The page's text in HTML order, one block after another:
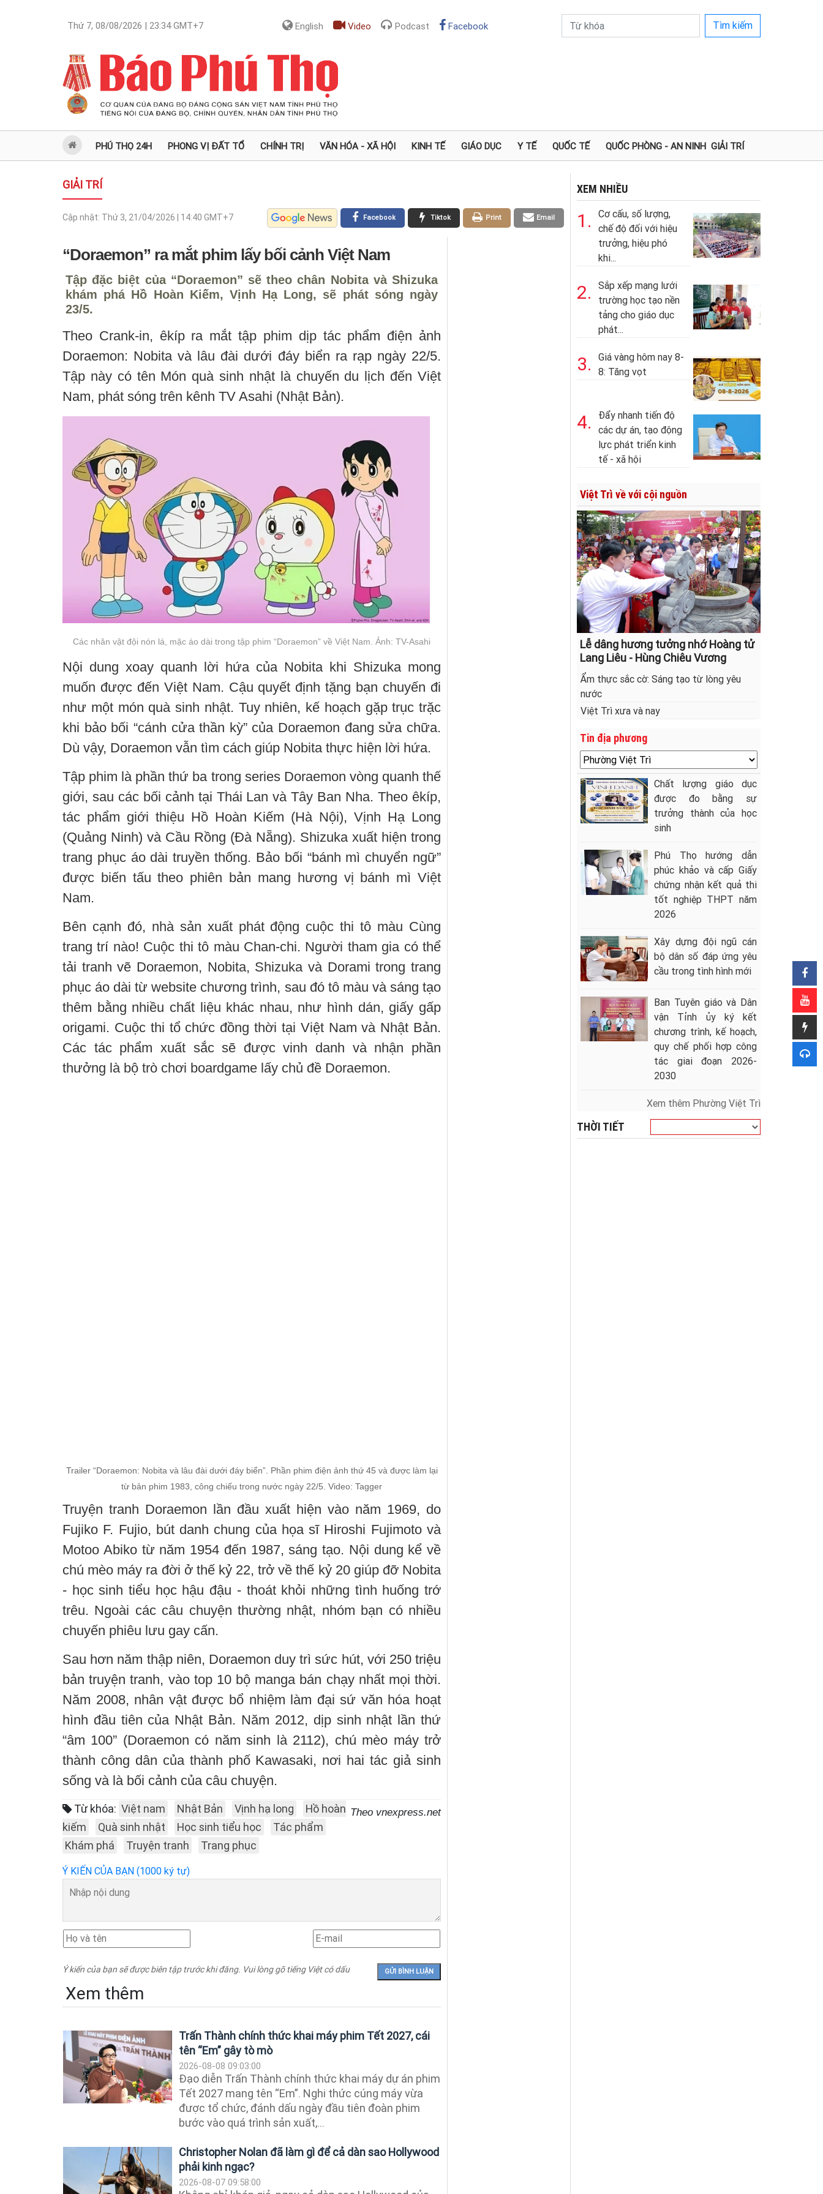
Thứ 7, 08/08/2026 | 23:34GMT+7 English Video Podcast Facebook Tìm kiếm
PHÚ THỌ 24H PHONG VỊ ĐẤT TỔ CHÍNH TRỊ VĂN HÓA - XÃ HỘI KINH TẾ GIÁO DỤC Y TẾ QUỐC TẾ QUỐC PHÒNG - AN NINH GIẢI TRÍ
GIẢI TRÍ
Cập nhật: Thứ 3, 21/04/2026 | 14:40 GMT+7 Email
Print
Tiktok
Facebook
“Doraemon” ra mắt phim lấy bối cảnh Việt Nam
Tập đặc biệt của “Doraemon” sẽ theo chân Nobita và Shizuka
khám phá Hồ Hoàn Kiếm, Vịnh Hạ Long, sẽ phát sóng ngày
23/5.
Theo Crank-in, êkíp ra mắt tập phim dịp tác phẩm điện ảnh
Doraemon: Nobita và lâu đài dưới đáy biển ra rạp ngày 22/5.
Tập này có tên Món quà sinh nhật là chuyến du lịch đến Việt
Nam, phát sóng trên kênh TV Asahi (Nhật Bản).
Các nhân vật đội nón lá, mặc áo dài trong tập phim “Doraemon” về Việt Nam. Ảnh: TV-Asahi
Nội dung xoay quanh lời hứa của Nobita khi Shizuka mong
muốn được đến Việt Nam. Cậu quyết định tặng bạn chuyến đi
như một món quà sinh nhật. Tuy nhiên, kế hoạch gặp trục trặc
khi bảo bối “cánh cửa thần kỳ” của Doraemon đang sửa chữa.
Dù vậy, Doraemon vẫn tìm cách giúp Nobita thực hiện lời hứa.
Tập phim là phần thứ ba trong series Doraemon vòng quanh thế
giới, sau các bối cảnh tại Thái Lan và Tây Ban Nha. Theo êkíp,
tác phẩm giới thiệu Hồ Hoàn Kiếm (Hà Nội), Vịnh Hạ Long
(Quảng Ninh) và Cầu Rồng (Đà Nẵng). Shizuka xuất hiện trong
trang phục áo dài truyền thống. Bảo bối “bánh mì chuyển ngữ”
được biến tấu theo phiên bản mang hương vị bánh mì Việt
Nam.
Bên cạnh đó, nhà sản xuất phát động cuộc thi tô màu Cùng
trang trí nào! Cuộc thi tô màu Chan-chi. Người tham gia có thể
tải tranh vẽ Doraemon, Nobita, Shizuka và Dorami trong trang
phục áo dài từ website chương trình, sau đó tô màu và sáng tạo
thêm bằng nhiều chất liệu khác nhau, như hình dán, giấy gấp
origami. Cuộc thi tổ chức đồng thời tại Việt Nam và Nhật Bản.
Các tác phẩm xuất sắc sẽ được vinh danh và nhận phần
thưởng là bộ trò chơi boardgame lấy chủ đề Doraemon.
Trailer “Doraemon: Nobita và lâu đài dưới đáy biển”. Phần phim điện ảnh thứ 45 và được làm lại
từ bản phim 1983, công chiếu trong nước ngày 22/5. Video: Tagger
Truyện tranh Doraemon lần đầu xuất hiện vào năm 1969, do
Fujiko F. Fujio, bút danh chung của họa sĩ Hiroshi Fujimoto và
Motoo Abiko từ năm 1954 đến 1987, sáng tạo. Nội dung kể về
chú mèo máy ra đời ở thế kỷ 22, trở về thế kỷ 20 giúp đỡ Nobita
- học sinh tiểu học hậu đậu - thoát khỏi những tình huống trớ
trêu. Ngoài các câu chuyện thường nhật, nhóm bạn có nhiều
chuyến phiêu lưu gay cấn.
Sau hơn năm thập niên, Doraemon duy trì sức hút, với 250 triệu
bản truyện tranh, vào top 10 bộ manga bán chạy nhất mọi thời.
Năm 2008, nhân vật được bổ nhiệm làm đại sứ văn hóa hoạt
hình đầu tiên của Nhật Bản. Năm 2012, dịp sinh nhật lần thứ
“âm 100” (Doraemon có năm sinh là 2112), chú mèo máy trở
thành công dân của thành phố Kawasaki, nơi hai tác giả sinh
sống và là bối cảnh của câu chuyện.
Theo vnexpress.net
Từ khóa: Việt nam Nhật Bản Vịnh hạ long
Hồ hoàn
kiếm
Quà sinh nhật Học sinh tiểu học
Tác phẩm
Khám phá
Truyện tranh Trang phục
Ý KIẾN CỦA BẠN (1000 ký tự)
Ý kiến của bạn sẽ được biên tập trước khi đăng. Vui lòng gõ tiếng Việt có dấu
Xem thêm
Trấn Thành chính thức khai máy phim Tết 2027, cái
tên “Em” gây tò mò
2026-08-08 09:03:00
Đạo diễn Trấn Thành chính thức khai máy dự án phim
Tết 2027 mang tên “Em”. Nghi thức cúng máy vừa
được tổ chức, đánh dấu ngày đầu tiên đoàn phim
bước vào quá trình sản xuất,...
Christopher Nolan đã làm gì để cả dàn sao Hollywood
phải kinh ngạc?
2026-08-07 09:58:00
XEM NHIỀU
1.
Cơ cấu, số lượng,
chế độ đối với hiệu
trưởng, hiệu phó
khi...
2.
Sắp xếp mạng lưới
trường học tạo nền
tảng cho giáo dục
phát...
3.
Giá vàng hôm nay 8-
8: Tăng vọt
4.
Đẩy nhanh tiến độ
các dự án, tạo động
lực phát triển kinh
tế - xã hội
Việt Trì về với cội nguồn
Lễ dâng hương tưởng nhớ Hoàng tử
Lang Liêu - Hùng Chiêu Vương
Ẩm thực sắc cờ: Sáng tạo từ lòng yêu
nước
Việt Trì xưa và nay
Tin địa phương
Chất lượng giáo dục
được đo bằng sự
trưởng thành của học
sinh
Phú Thọ hướng dẫn
phúc khảo và cấp Giấy
chứng nhận kết quả thi
tốt nghiệp THPT năm
2026
Xây dựng đội ngũ cán
bộ dân số đáp ứng yêu
cầu trong tình hình mới
Ban Tuyên giáo và Dân
vận Tỉnh ủy ký kết
chương trình, kế hoạch,
quy chế phối hợp công
tác giai đoạn 2026-
2030
Xem thêm Phường Việt Trì
THỜI TIẾT